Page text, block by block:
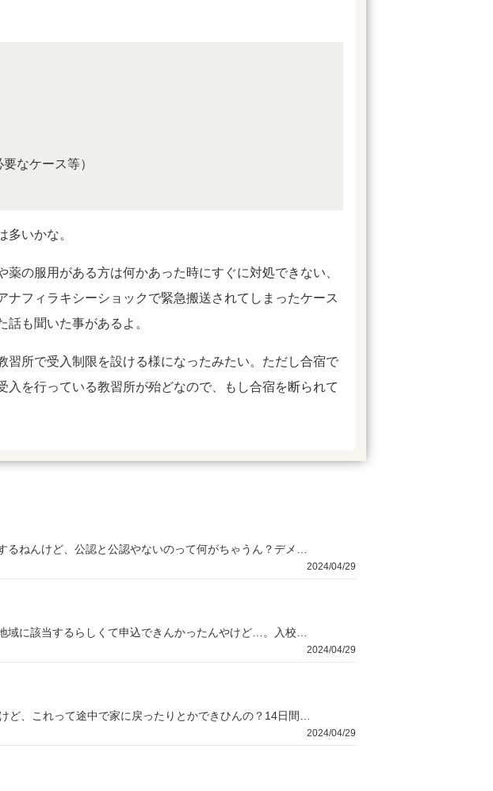
なケース等）
多いかな。
の服用がある方は何かあった時にすぐに対処できない、
ナフィラキシーショックで緊急搬送されてしまったケース
も聞いた事があるよ。
習所で受入制限を設ける様になったみたい。ただし合宿で
入を行っている教習所が殆どなので、もし合宿を断られて
2024/04/29
2024/04/29
2024/04/29